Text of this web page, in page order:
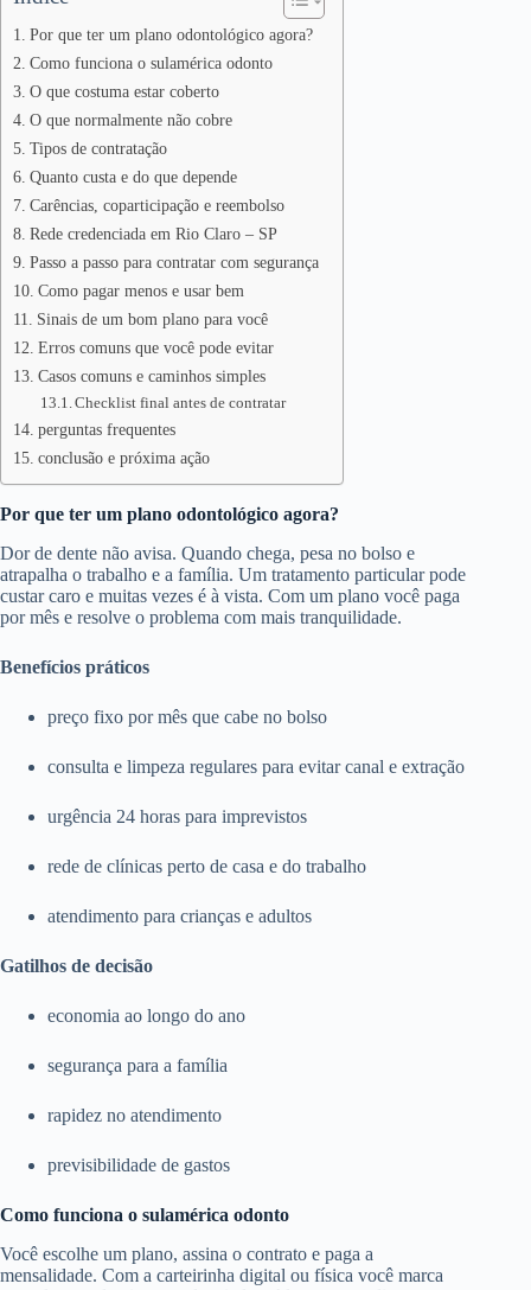
Por que ter um plano odontológico agora?
Como funciona o sulamérica odonto
O que costuma estar coberto
O que normalmente não cobre
Tipos de contratação
Quanto custa e do que depende
Carências, coparticipação e reembolso
Rede credenciada em Rio Claro – SP
Passo a passo para contratar com segurança
Como pagar menos e usar bem
Sinais de um bom plano para você
Erros comuns que você pode evitar
Casos comuns e caminhos simples
Checklist final antes de contratar
perguntas frequentes
conclusão e próxima ação
Por que ter um plano odontológico agora?
Dor de dente não avisa. Quando chega, pesa no bolso e
atrapalha o trabalho e a família. Um tratamento particular pode
custar caro e muitas vezes é à vista. Com um plano você paga
por mês e resolve o problema com mais tranquilidade.
Benefícios práticos
preço fixo por mês que cabe no bolso
consulta e limpeza regulares para evitar canal e extração
urgência 24 horas para imprevistos
rede de clínicas perto de casa e do trabalho
atendimento para crianças e adultos
Gatilhos de decisão
economia ao longo do ano
segurança para a família
rapidez no atendimento
previsibilidade de gastos
Como funciona o sulamérica odonto
Você escolhe um plano, assina o contrato e paga a
mensalidade. Com a carteirinha digital ou física você marca